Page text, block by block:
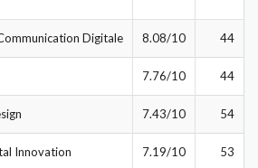
Digitale 8.08/10 44
7.76/10 44
7.43/10 54
Innovation 7.19/10 53